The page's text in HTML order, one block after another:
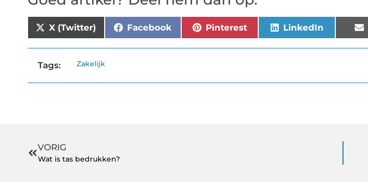
X (Twitter) Facebook Pinterest LinkedIn
Tags: Zakelijk
VORIG
Wat is tas bedrukken?